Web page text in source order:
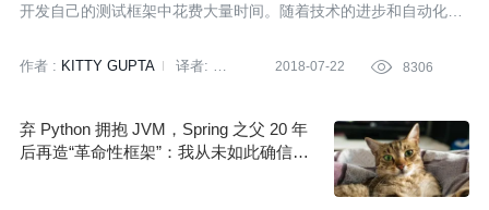
开发自己的测试框架中花费大量时间。随着技术的进步和自动化技
用性和效率参数的调整，这些自动化测试框架就能够开箱即用，大
大节省了开发时间。由于这些框架被广泛使用，他们具有很好的健
今天，我们将看一看可用的Python自动化测试框架。
作者 : KITTY GUPTA
译者:
2018-07-22  8306
弃 Python 拥抱 JVM，Spring 之父 20 年
后再造“革命性框架”：我从未如此确信一